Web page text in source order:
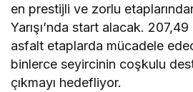
en prestijli ve zorlu
Yarışı’nda start alacak.
asfalt etaplarda mücadele
binlerce seyircinin coşkulu
çıkmayı hedefliyor.